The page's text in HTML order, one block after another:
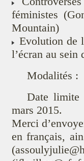
féministes
Mountain)
Evolution de
l’écran au sein
Modalités :
Date limite
mars 2015.
Merci
en français,